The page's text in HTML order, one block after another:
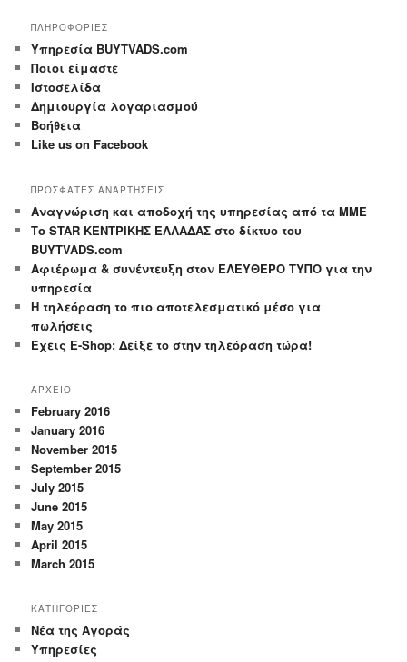
ΠΛΗΡΟΦΟΡΙΕΣ
Yπηρεσία BUYTVADS.com
Ποιοι είμαστε
Ιστοσελίδα
Δημιουργία λογαριασμού
Βοήθεια
Like us on Facebook
ΠΡΟΣΦΑΤΕΣ ΑΝΑΡΤΗΣΕΙΣ
Αναγνώριση και αποδοχή της υπηρεσίας από τα ΜΜΕ
Το STAR ΚΕΝΤΡΙΚΗΣ ΕΛΛΑΔΑΣ στο δίκτυο του
BUYTVADS.com
Αφιέρωμα & συνέντευξη στον ΕΛΕΥΘΕΡΟ ΤΥΠΟ για την
υπηρεσία
Η τηλεόραση το πιο αποτελεσματικό μέσο για
πωλήσεις
Έχεις E-Shop; Δείξε το στην τηλεόραση τώρα!
ΑΡΧΕΙΟ
February 2016
January 2016
November 2015
September 2015
July 2015
June 2015
May 2015
April 2015
March 2015
ΚΑΤΗΓΟΡΙΕΣ
Nέα της Αγοράς
Yπηρεσίες